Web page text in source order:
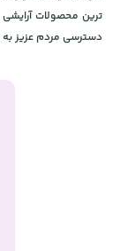
ترین محصولات
دسترسی مردم عزیز